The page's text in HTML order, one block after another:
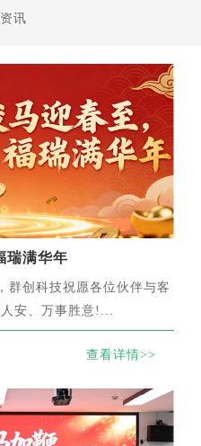
讯
瑞满华年
群创科技祝愿各位伙伴与客
安、万事胜意!...
查看详情>>